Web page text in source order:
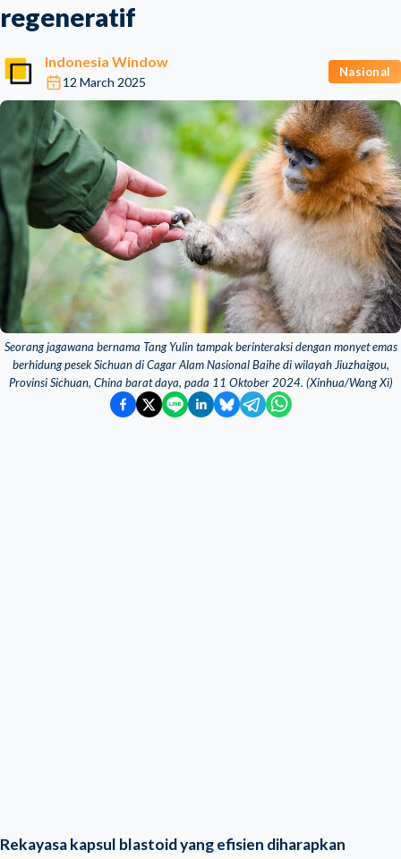
regeneratif
Indonesia Window
12 March 2025
Nasional
Seorang jagawana bernama Tang Yulin tampak berinteraksi dengan monyet emas
berhidung pesek Sichuan di Cagar Alam Nasional Baihe di wilayah Jiuzhaigou,
Provinsi Sichuan, China barat daya, pada 11 Oktober 2024. (Xinhua/Wang Xi)
Rekayasa kapsul blastoid yang efisien diharapkan